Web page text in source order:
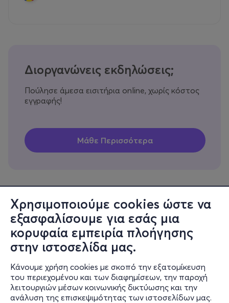
Χρησιμοποιούμε cookies ώστε να
εξασφαλίσουμε για εσάς μια
κορυφαία εμπειρία πλοήγησης
στην ιστοσελίδα μας.
Κάνουμε χρήση cookies με σκοπό την εξατομίκευση
του περιεχομένου και των διαφημίσεων, την παροχή
λειτουργιών μέσων κοινωνικής δικτύωσης και την
ανάλυση της επισκεψιμότητας των ιστοσελίδων μας.
Διοργανώνεις εκδηλώσεις;
Πούλησε άμεσα εισιτήρια online, χωρίς κόστος
εγγραφής!
Πληροφορίες
Υποστήριξη
Stay Connected